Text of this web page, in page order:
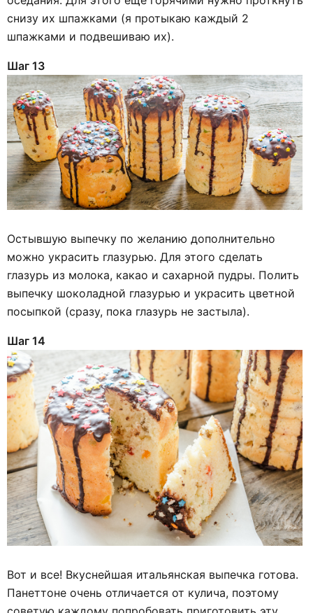
снизу их шпажками (я протыкаю каждый 2
шпажками и подвешиваю их).
Шаг 13
Остывшую выпечку по желанию дополнительно
можно украсить глазурью. Для этого сделать
глазурь из молока, какао и сахарной пудры. Полить
выпечку шоколадной глазурью и украсить цветной
посыпкой (сразу, пока глазурь не застыла).
Шаг 14
Вот и все! Вкуснейшая итальянская выпечка готова.
Панеттоне очень отличается от кулича, поэтому